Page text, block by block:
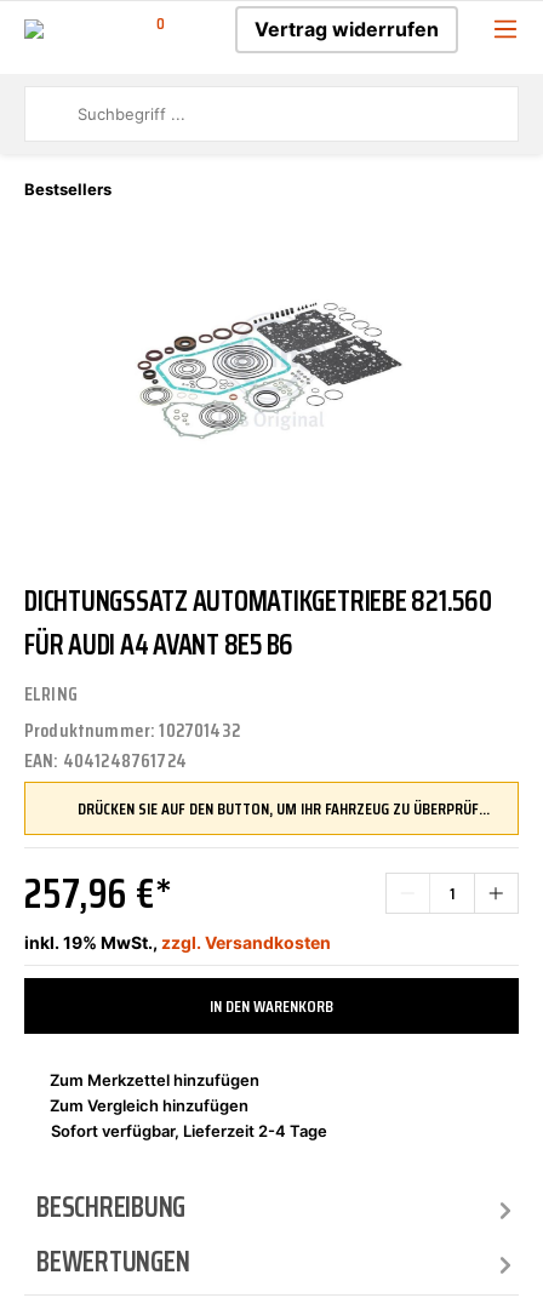
0 Vertrag widerrufen
Bestsellers
DICHTUNGSSATZ AUTOMATIKGETRIEBE 821.560
FÜR AUDI A4 AVANT 8E5 B6
ELRING
Produktnummer:102701432
EAN: 4041248761724
DRÜCKEN SIE AUF DEN BUTTON, UM IHR FAHRZEUG ZU ÜBERPRÜFEN UND SICHERZUSTELLEN, DASS DIESES TEIL KOMPATIBEL IST, BEVOR SIE ES BESTELLEN
257,96 €*
inkl. 19% MwSt., zzgl. Versandkosten
IN DEN WARENKORB
Zum Merkzettel hinzufügen
Zum Vergleich hinzufügen
Sofort verfügbar, Lieferzeit 2-4 Tage
BESCHREIBUNG
BEWERTUNGEN